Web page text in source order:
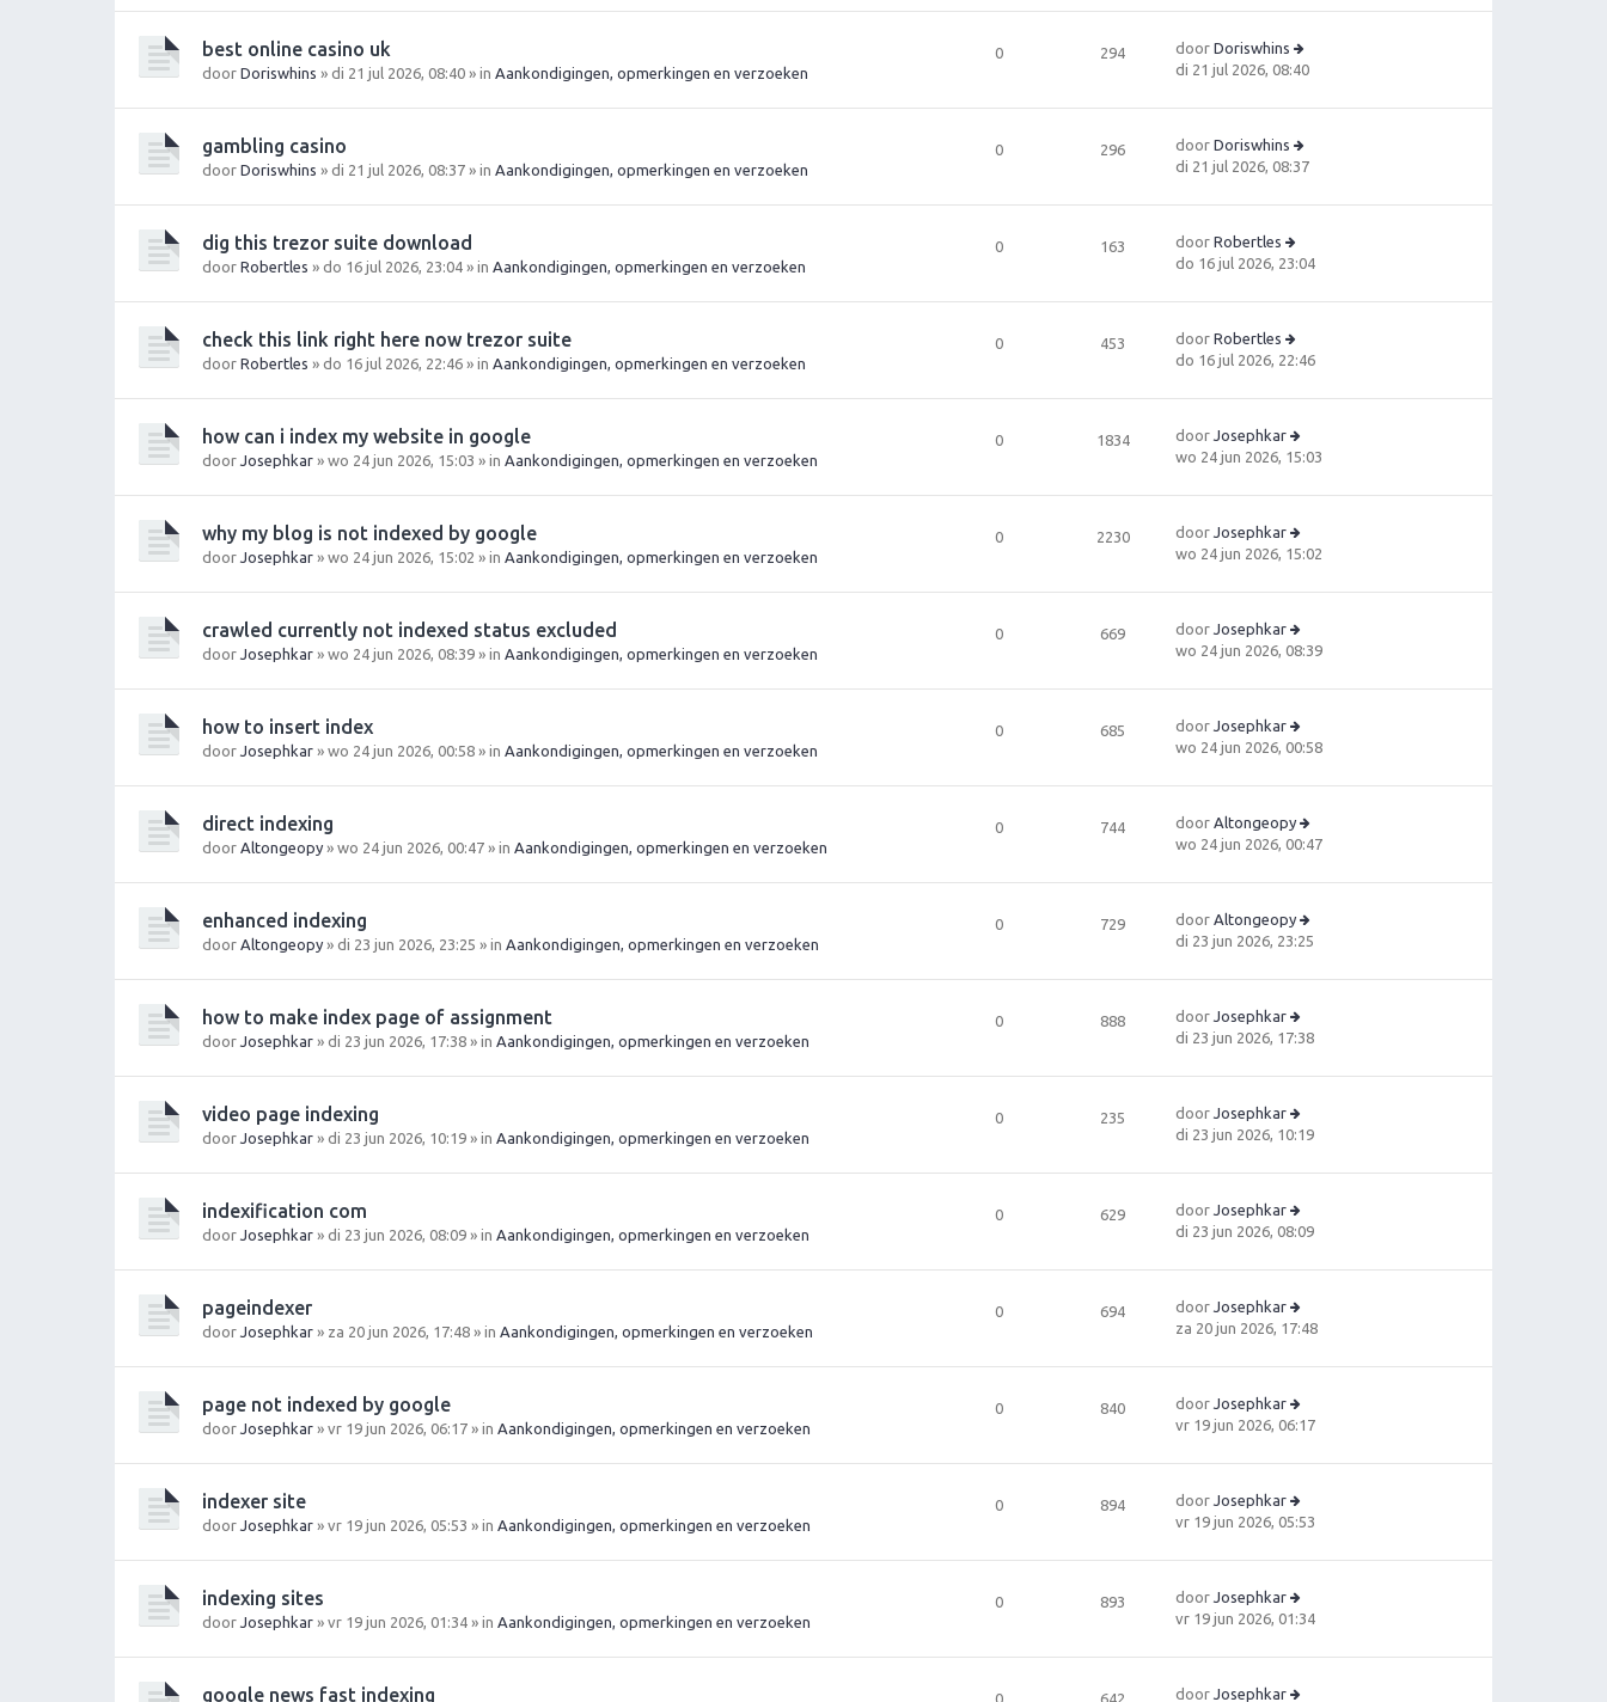
ri
t
e
b
ri
h
t
ki
la
a
e
b
ri
h
t
best online casino uk
door Doriswhins » di 21 jul 2026, 08:40 » in Aankondigingen, opmerkingen en verzoeken
0 294 door Doriswhins
B
ki
la
a
e
b
ri
t
di 21 jul 2026, 08:40
gambling casino
door Doriswhins » di 21 jul 2026, 08:37 » in Aankondigingen, opmerkingen en verzoeken
0 296 door Doriswhins
B
ki
a
e
b
ri
h
t
di 21 jul 2026, 08:37
dig this trezor suite download
door Robertles » do 16 jul 2026, 23:04 » in Aankondigingen, opmerkingen en verzoeken
0 163 door Robertles
B
ki
la
a
e
b
ri
h
t
do 16 jul 2026, 23:04
check this link right here now trezor suite
door Robertles » do 16 jul 2026, 22:46 » in Aankondigingen, opmerkingen en verzoeken
0 453 door Robertles
B
ki
la
a
e
b
ri
h
t
do 16 jul 2026, 22:46
how can i index my website in google
door Josephkar » wo 24 jun 2026, 15:03 » in Aankondigingen, opmerkingen en verzoeken
0 1834 door Josephkar
B
ki
la
a
e
b
ri
h
t
wo 24 jun 2026, 15:03
why my blog is not indexed by google
door Josephkar » wo 24 jun 2026, 15:02 » in Aankondigingen, opmerkingen en verzoeken
0 2230 door Josephkar
B
ki
la
a
e
b
ri
h
t
wo 24 jun 2026, 15:02
crawled currently not indexed status excluded
door Josephkar » wo 24 jun 2026, 08:39 » in Aankondigingen, opmerkingen en verzoeken
0 669 door Josephkar
B
ki
la
a
e
b
ri
h
t
wo 24 jun 2026, 08:39
how to insert index
door Josephkar » wo 24 jun 2026, 00:58 » in Aankondigingen, opmerkingen en verzoeken
0 685 door Josephkar
B
ki
la
a
e
b
ri
h
t
wo 24 jun 2026, 00:58
direct indexing
door Altongeopy » wo 24 jun 2026, 00:47 » in Aankondigingen, opmerkingen en verzoeken
0 744 door Altongeopy
B
ki
la
a
b
ri
t
wo 24 jun 2026, 00:47
enhanced indexing
door Altongeopy » di 23 jun 2026, 23:25 » in Aankondigingen, opmerkingen en verzoeken
0 729 door Altongeopy
B
ki
a
b
ri
t
di 23 jun 2026, 23:25
how to make index page of assignment
door Josephkar » di 23 jun 2026, 17:38 » in Aankondigingen, opmerkingen en verzoeken
0 888 door Josephkar
B
ki
la
a
e
b
ri
h
t
di 23 jun 2026, 17:38
video page indexing
door Josephkar » di 23 jun 2026, 10:19 » in Aankondigingen, opmerkingen en verzoeken
0 235 door Josephkar
B
ki
la
a
e
b
ri
h
t
di 23 jun 2026, 10:19
indexification com
door Josephkar » di 23 jun 2026, 08:09 » in Aankondigingen, opmerkingen en verzoeken
0 629 door Josephkar
B
ki
la
a
e
b
ri
h
t
di 23 jun 2026, 08:09
pageindexer
door Josephkar » za 20 jun 2026, 17:48 » in Aankondigingen, opmerkingen en verzoeken
0 694 door Josephkar
B
ki
la
a
e
b
ri
h
t
za 20 jun 2026, 17:48
page not indexed by google
door Josephkar » vr 19 jun 2026, 06:17 » in Aankondigingen, opmerkingen en verzoeken
0 840 door Josephkar
B
ki
la
a
e
b
ri
vr 19 jun 2026, 06:17
indexer site
door Josephkar » vr 19 jun 2026, 05:53 » in Aankondigingen, opmerkingen en verzoeken
0 894 door Josephkar
B
ki
la
a
e
vr 19 jun 2026, 05:53
indexing sites
door Josephkar » vr 19 jun 2026, 01:34 » in Aankondigingen, opmerkingen en verzoeken
0 893 door Josephkar
B
ki
vr 19 jun 2026, 01:34
google news fast indexing door Josephkar